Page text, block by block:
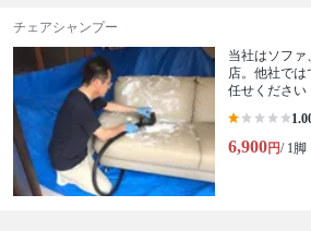
チェアシャンプー
当社はソフ
店。他社で
任せください
6,900円/ 1脚